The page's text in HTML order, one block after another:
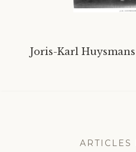
Langues étrangères
Joris-Karl
ARTICLES